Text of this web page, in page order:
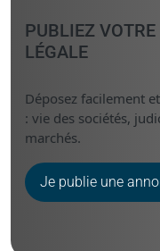
PUBLIEZ
LÉGALE
Déposez facilement
: vie des sociétés,
marchés.
Je publie une